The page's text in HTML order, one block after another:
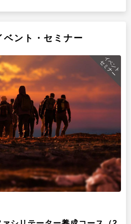
ベント・セミナー
イベント
セミナー